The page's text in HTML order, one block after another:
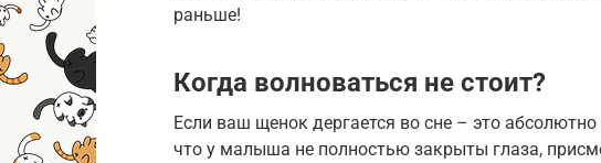
раньше!
Когда волноваться не стоит?
Если ваш щенок дергается во сне – это
что у малыша не полностью закрыты глаза,